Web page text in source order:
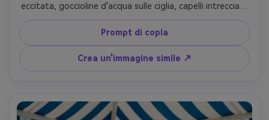
eccitata, goccioline d'acqua sulle ciglia, capelli intrecciati
umidi, protezione da rash giallo brillante, supporto
bagnino e curve dello scivolo leggermente sfocate dietro,
luce diurna nitida con punti salienti speculari, Nikon Z8,
85mm f/1.8, otturatore veloce, ritaglio stretto testa e
spalle, angolo dinamico leggermente inclinato, umore
risoluzione- -ar 4:5
Prompt di copia
Crea un'immagine simile ↗